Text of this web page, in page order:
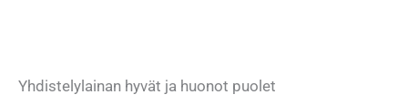
Yhdistelylainan hyvät ja huonot puolet